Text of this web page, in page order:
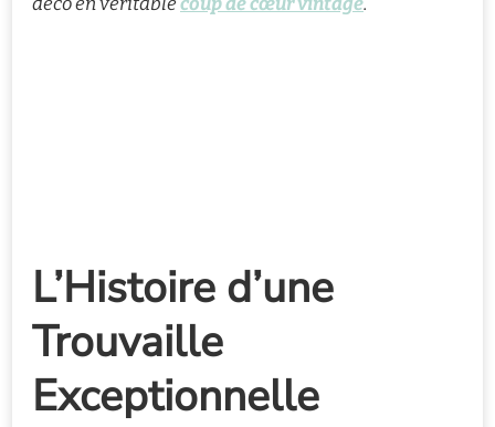
L’Histoire d’une
Trouvaille
Exceptionnelle